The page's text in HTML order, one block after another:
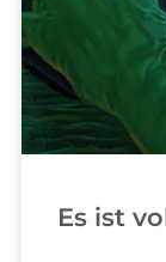
Es ist